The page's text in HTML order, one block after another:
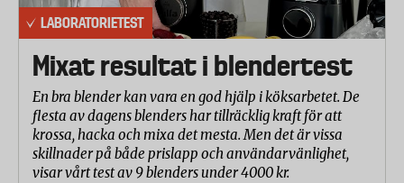
LABORATORIETEST
Mixat resultat i blendertest
En bra blender kan vara en god hjälp i köksarbetet. De
flesta av dagens blenders har tillräcklig kraft för att
krossa, hacka och mixa det mesta. Men det är vissa
skillnader på både prislapp och användarvänlighet,
visar vårt test av 9 blenders under 4000 kr.